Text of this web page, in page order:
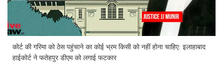
कोर्ट की गरिमा को ठेस पहुंचाने का कोई भ्रम किसी को नहीं होना चाहिए: इलाहाबाद
हाईकोर्ट ने फतेहपुर डीएम को लगाई फटकार